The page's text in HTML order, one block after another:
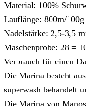
Material: 100%
Lauflänge: 800m/100g
Nadelstärke: 2,5-3,5
Maschenprobe: 28 =
Verbrauch für einen
Die Marina besteht
superwash behandelt
Die Marina von